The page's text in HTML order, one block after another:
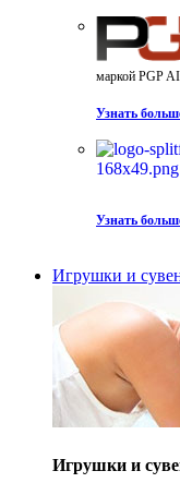
маркой PGP
Узнать
Узнать
Игрушки и
Игрушки и